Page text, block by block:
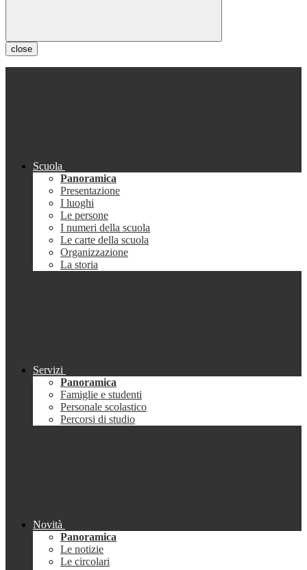
close
Scuola
Panoramica
Presentazione
I luoghi
Le persone
I numeri della scuola
Le carte della scuola
Organizzazione
La storia
Servizi
Panoramica
Famiglie e studenti
Personale scolastico
Percorsi di studio
Novità
Panoramica
Le notizie
Le circolari